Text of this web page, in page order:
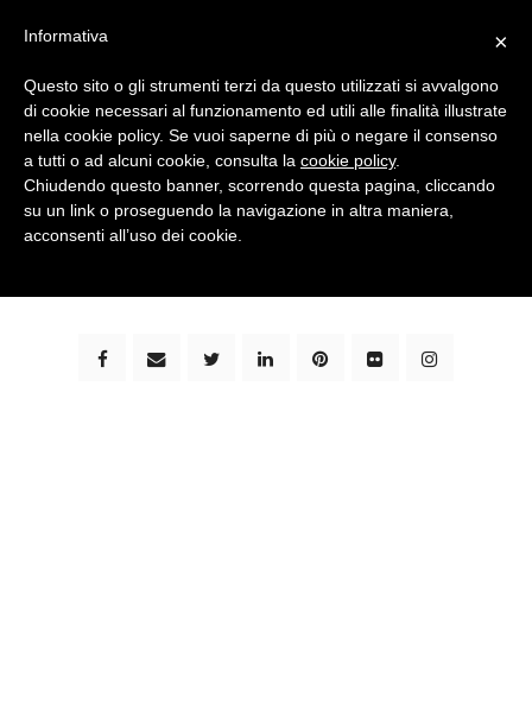
bimbi e viaggi - family travel blog: community #1 in
×
Informativa
Questo sito o gli strumenti terzi da questo utilizzati si avvalgono
di cookie necessari al funzionamento ed utili alle finalità illustrate
nella cookie policy. Se vuoi saperne di più o negare il consenso
a tutti o ad alcuni cookie, consulta la cookie policy.
Chiudendo questo banner, scorrendo questa pagina, cliccando
su un link o proseguendo la navigazione in altra maniera,
acconsenti all’uso dei cookie.